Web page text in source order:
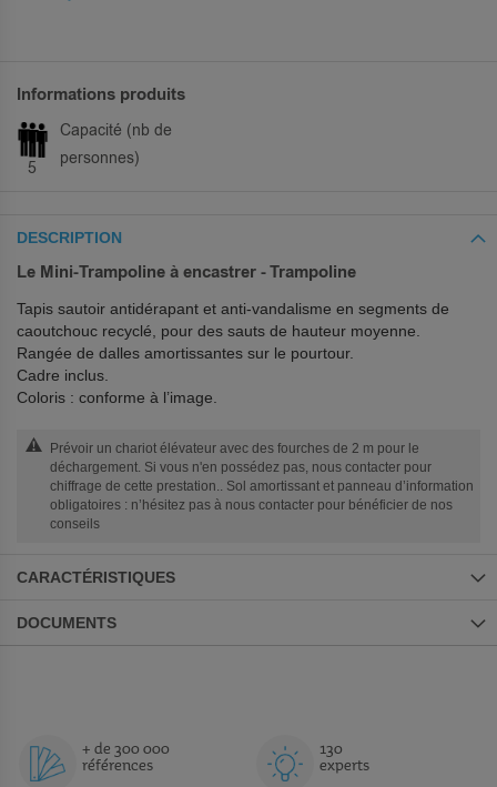
Informations produits
5
Capacité (nb de
personnes)
DESCRIPTION
Le Mini-Trampoline à encastrer - Trampoline
Tapis sautoir antidérapant et anti-vandalisme en segments de
caoutchouc recyclé, pour des sauts de hauteur moyenne.
Rangée de dalles amortissantes sur le pourtour.
Cadre inclus.
Coloris : conforme à l’image.
Prévoir un chariot élévateur avec des fourches de 2 m pour le
déchargement. Si vous n'en possédez pas, nous contacter pour
chiffrage de cette prestation.. Sol amortissant et panneau d’information
obligatoires : n’hésitez pas à nous contacter pour bénéficier de nos
conseils
CARACTÉRISTIQUES
DOCUMENTS
+ de 300 000
références
130
experts